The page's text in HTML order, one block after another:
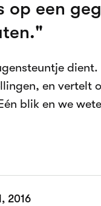
een
dient.
en vertelt
blik en we
2016